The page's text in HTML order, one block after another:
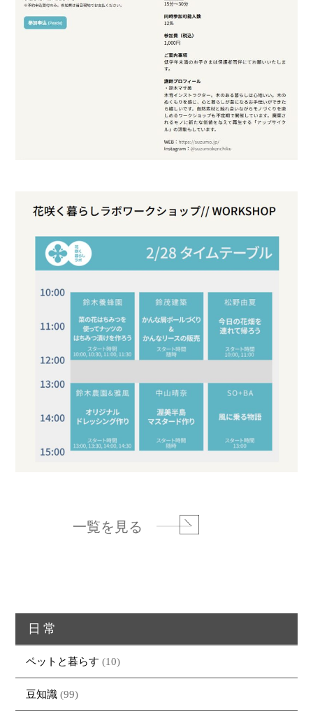
一覧を見る
日常
ペットと暮らす (10)
豆知識 (99)
トップページ
ブログ
商品紹介 家（施工事例一覧） 鈴茂の家づくり